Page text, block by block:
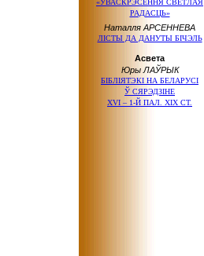
«УВАСКРЭСЕННЯ СВЕТЛАЯ
РАДАСЦЬ»
Наталля АРСЕННЕВА
ЛІСТЫ ДА ДАНУТЫ БІЧЭЛЬ
Асвета
Юры ЛАЎРЫК
БIБЛIЯТЭКI НА БЕЛАРУСI
Ў СЯРЭДЗIНЕ
ХVI – 1-Й ПАЛ. ХIХ СТ.